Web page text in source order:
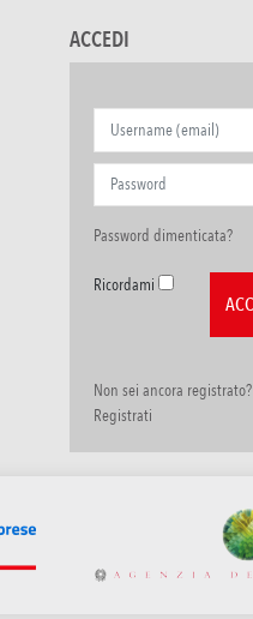
ACCEDI
Password dimenticata?
Ricordami
Non sei ancora registrato?
Registrati